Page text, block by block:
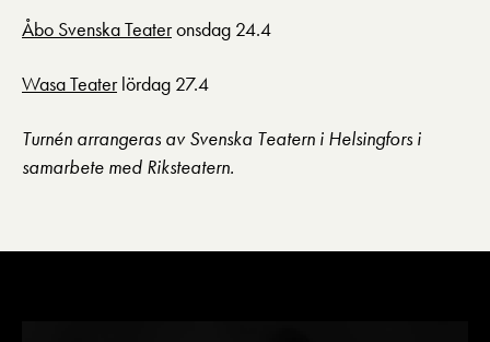
Åbo Svenska Teateronsdag 24.4
Wasa Teaterlördag 27.4
Turnén arrangeras av Svenska Teatern i Helsingfors i
samarbete med Riksteatern.